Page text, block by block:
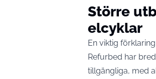
Större
elcyklar
En viktig
Refurbed har
tillgängliga, med